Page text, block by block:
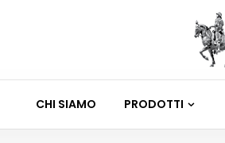
CHI SIAMO PRODOTTI